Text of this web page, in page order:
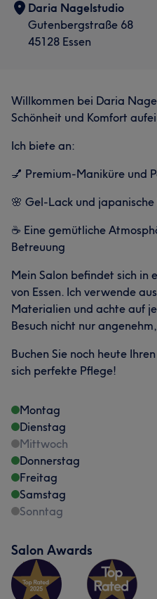
Daria Nagelstudio
Gutenbergstraße 68
45128 Essen
Willkommen bei Daria
Schönheit und Komfort
Ich biete an:
💅 Premium-Maniküre und
🌸 Gel-Lack und
☕ Eine gemütliche
Betreuung
Mein Salon befindet sich in
von Essen. Ich verwende
Materialien und achte auf
Besuch nicht nur
Buchen Sie noch heute
sich perfekte Pflege!
Montag
Dienstag
Mittwoch
Donnerstag
Freitag
Samstag
Sonntag
Salon Awards